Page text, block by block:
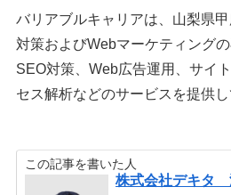
バリアブルキャリアは、山梨県
対策およびWebマーケティング
SEO対策、Web広告運用、サイ
セス解析などのサービスを提供し
この記事を書いた人
株式会社デキタ